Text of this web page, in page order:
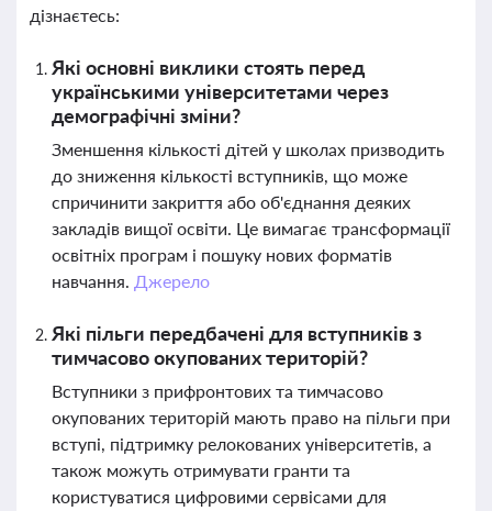
дізнаєтесь:
Які основні виклики стоять перед
українськими університетами через
демографічні зміни?
Зменшення кількості дітей у школах призводить
до зниження кількості вступників, що може
спричинити закриття або об'єднання деяких
закладів вищої освіти. Це вимагає трансформації
освітніх програм і пошуку нових форматів
навчання. Джерело
Які пільги передбачені для вступників з
тимчасово окупованих територій?
Вступники з прифронтових та тимчасово
окупованих територій мають право на пільги при
вступі, підтримку релокованих університетів, а
також можуть отримувати гранти та
користуватися цифровими сервісами для